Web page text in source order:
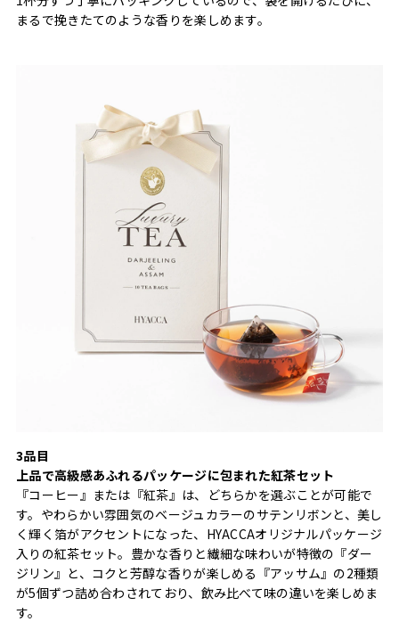
まるで挽きたてのような香りを楽しめます。
3品目
上品で高級感あふれるパッケージに包まれた紅茶セット
『コーヒー』または『紅茶』は、どちらかを選ぶことが可能で
す。やわらかい雰囲気のベージュカラーのサテンリボンと、美し
く輝く箔がアクセントになった、HYACCAオリジナルパッケージ
入りの紅茶セット。豊かな香りと繊細な味わいが特徴の『ダー
ジリン』と、コクと芳醇な香りが楽しめる『アッサム』の2種類
が5個ずつ詰め合わされており、飲み比べて味の違いを楽しめま
す。